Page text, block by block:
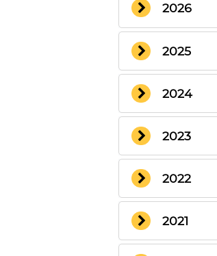
2026
2025
2024
2023
2022
2021